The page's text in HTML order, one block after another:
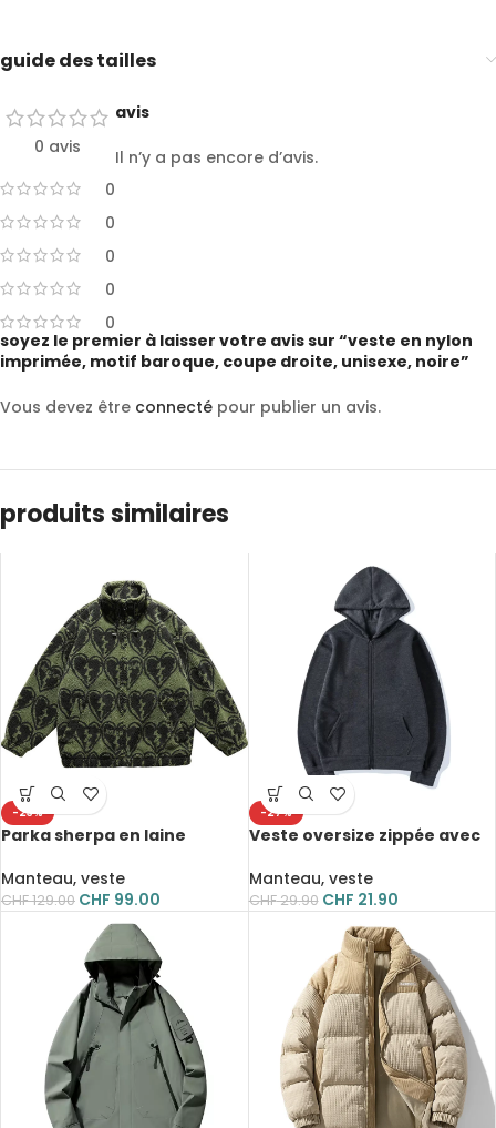
guide des tailles
0 avis
0
0
0
0
0
avis
Il n’y a pas encore d’avis.
soyez le premier à laisser votre avis sur “veste en nylon
imprimée, motif baroque, coupe droite, unisexe, noire”
Vous devez être connecté pour publier un avis.
produits similaires
-23%
Parka sherpa en laine
streetwear Harajuku,
chaude, oversize, col
montant, fermeture éclair
Manteau, veste
CHF129.00 CHF 99.00
-27%
Veste oversize zippée avec
Manteau, veste
CHF29.90 CHF 21.90